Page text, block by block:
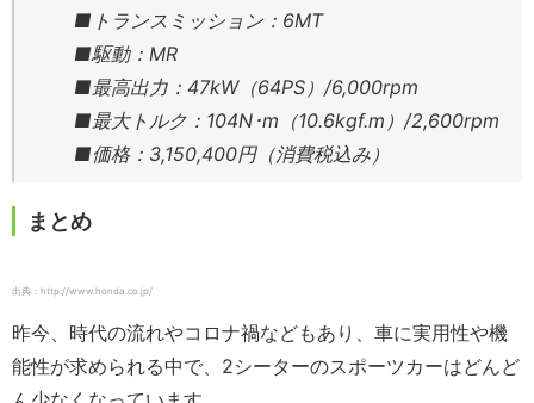
■トランスミッション：6MT
■駆動：MR
■最高出力：47kW（64PS）/6,000rpm
■最大トルク：104N･m（10.6kgf.m）/2,600rpm
■価格：3,150,400円（消費税込み）
まとめ
出典：http://www.honda.co.jp/
昨今、時代の流れやコロナ禍などもあり、車に実用性や機
能性が求められる中で、2シーターのスポーツカーはどんど